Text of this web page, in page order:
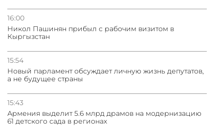
16:00
Никол Пашинян прибыл с рабочим визитом в
Кыргызстан
15:54
Новый парламент обсуждает личную жизнь депутатов,
а не будущее страны
15:43
Армения выделит 5.6 млрд драмов на модернизацию
61 детского сада в регионах